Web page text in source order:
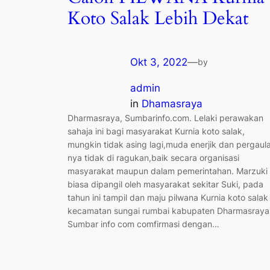
Koto Salak Lebih Dekat
Okt 3, 2022—by
admin
in Dhamasraya
Dharmasraya, Sumbarinfo.com. Lelaki perawakan
sahaja ini bagi masyarakat Kurnia koto salak,
mungkin tidak asing lagi,muda enerjik dan
nya tidak di ragukan,baik secara organisasi
masyarakat maupun dalam pemerintahan. Marzuki
biasa dipangil oleh masyarakat sekitar Suki, pada
tahun ini tampil dan maju pilwana Kurnia koto salak
kecamatan sungai rumbai kabupaten
Sumbar info com comfirmasi dengan…